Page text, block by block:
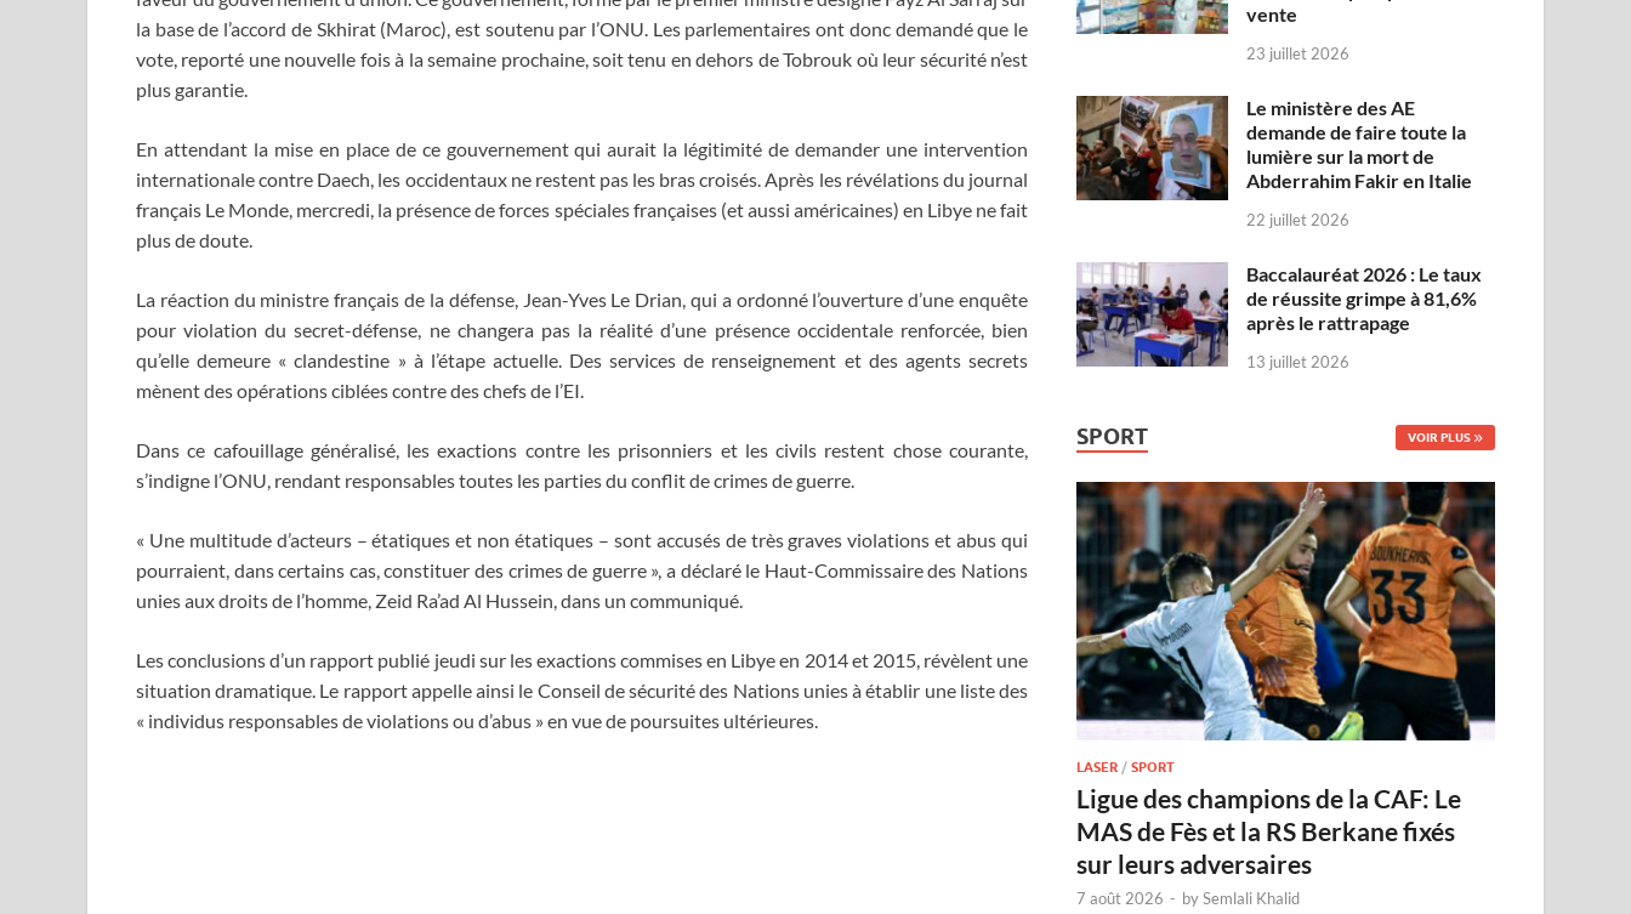
la base de l’accord de Skhirat (Maroc), est soutenu par l’ONU. Les parlementaires ont donc demandé que le
vote, reporté une nouvelle fois à la semaine prochaine, soit tenu en dehors de Tobrouk où leur sécurité n’est
plus garantie.
En attendant la mise en place de ce gouvernement qui aurait la légitimité de demander une intervention
internationale contre Daech, les occidentaux ne restent pas les bras croisés. Après les révélations du journal
français Le Monde, mercredi, la présence de forces spéciales françaises (et aussi américaines) en Libye ne fait
plus de doute.
La réaction du ministre français de la défense, Jean-Yves Le Drian, qui a ordonné l’ouverture d’une enquête
pour violation du secret-défense, ne changera pas la réalité d’une présence occidentale renforcée, bien
qu’elle demeure « clandestine » à l’étape actuelle. Des services de renseignement et des agents secrets
mènent des opérations ciblées contre des chefs de l’EI.
Dans ce cafouillage généralisé, les exactions contre les prisonniers et les civils restent chose courante,
s’indigne l’ONU, rendant responsables toutes les parties du conflit de crimes de guerre.
« Une multitude d’acteurs – étatiques et non étatiques – sont accusés de très graves violations et abus qui
pourraient, dans certains cas, constituer des crimes de guerre », a déclaré le Haut-Commissaire des Nations
unies aux droits de l’homme, Zeid Ra’ad Al Hussein, dans un communiqué.
Les conclusions d’un rapport publié jeudi sur les exactions commises en Libye en 2014 et 2015, révèlent une
situation dramatique. Le rapport appelle ainsi le Conseil de sécurité des Nations unies à établir une liste des
« individus responsables de violations ou d’abus » en vue de poursuites ultérieures.
vente
23 juillet 2026
Le ministère des AE
demande de faire toute la
lumière sur la mort de
Abderrahim Fakir en Italie
22 juillet 2026
Baccalauréat 2026 : Le taux
de réussite grimpe à 81,6%
après le rattrapage
13 juillet 2026
SPORT VOIR PLUS
LASER /SPORT
Ligue des champions de la CAF: Le
MAS de Fès et la RS Berkane fixés
sur leurs adversaires
7 août 2026 - bySemlali Khalid